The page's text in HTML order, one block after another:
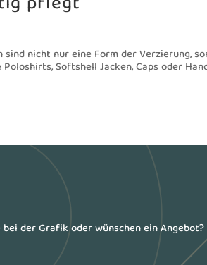
nicht nur eine Form der Verzierung,
Softshell Jacken, Caps oder
der Grafik oder wünschen ein